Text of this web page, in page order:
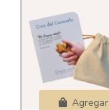
Agregar